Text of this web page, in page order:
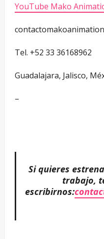
YouTube Mako
Tel. +52 33 36168962
Guadalajara, Jalisco,
–
Si quieres
trabajo,
escribirnos: